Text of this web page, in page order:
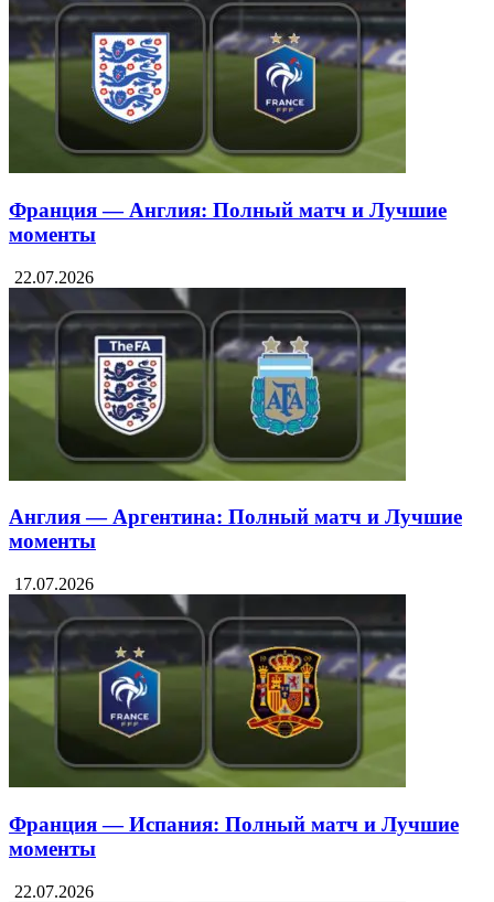
Франция — Англия: Полный матч и Лучшие
моменты
22.07.2026
Англия — Аргентина: Полный матч и Лучшие
моменты
17.07.2026
Франция — Испания: Полный матч и Лучшие
моменты
22.07.2026